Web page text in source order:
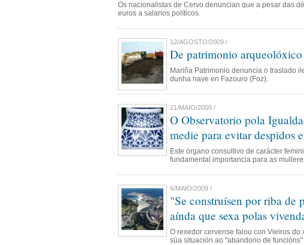
Os nacionalistas de Cervo denuncian que a pesar das
euros a salarios políticos.
12/AGOSTO/2009 /
De patrimonio
Mariña Patrimonio denuncia o traslado
dunha nave en Fazouro (Foz).
21/MAIO/2009 /
O Observatorio pola
medie para evitar despidos
Este órgano consultivo de carácter
fundamental importancia para as
6/MAIO/2009 /
"Se construísen por riba de
aínda que sexa polas
O rexedor cervense falou con Vieiros
súa situación ao "abandono de